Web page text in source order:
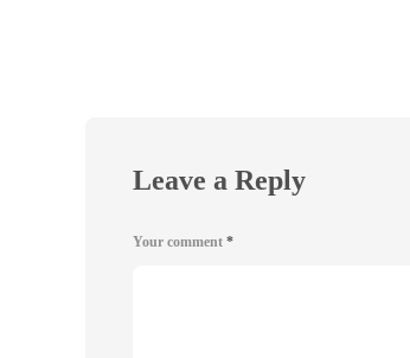
Leave a Reply
Your comment *